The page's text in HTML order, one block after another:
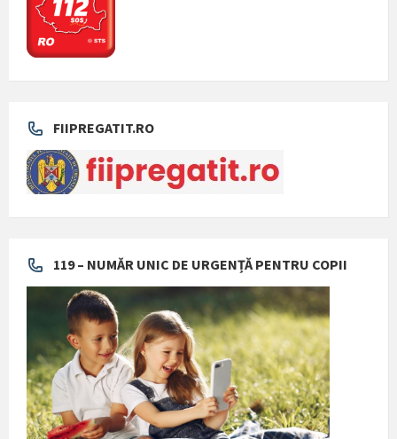
FIIPREGATIT.RO
119 – NUMĂR UNIC DE URGENȚĂ PENTRU COPII